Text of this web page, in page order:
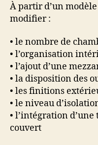
À partir d’un
modifier :
• le nombre de
• l’organisation
• l’ajout d’une
• la disposition des
• les finitions
• le niveau
• l’intégration d’une
couvert